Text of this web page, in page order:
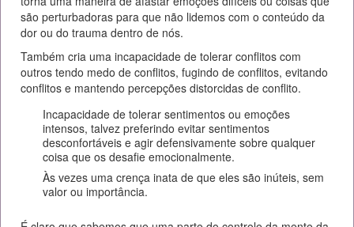
são perturbadoras para que não lidemos com o conteúdo da
dor ou do trauma dentro de nós.
Também cria uma incapacidade de tolerar conflitos com
outros tendo medo de conflitos, fugindo de conflitos, evitando
conflitos e mantendo percepções distorcidas de conflito.
Incapacidade de tolerar sentimentos ou emoções
intensos, talvez preferindo evitar sentimentos
desconfortáveis ​​e agir defensivamente sobre qualquer
coisa que os desafie emocionalmente.
Às vezes uma crença inata de que eles são inúteis, sem
valor ou importância.